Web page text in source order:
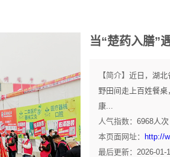
当“楚药入膳”
【简介】 近日，湖北
野田间走上百姓餐
康...
人气指数： 6968人次
本页面网址：
http://
最后更新： 2026-01-